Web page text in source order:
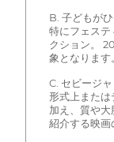
B. 子どもが
特にフェステ
クション。
象となります
C. セビージャ
形式上または
加え、質や
紹介する映画